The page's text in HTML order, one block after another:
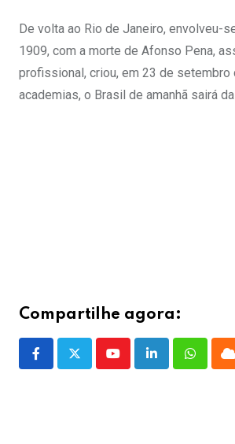
De volta ao Rio de Janeiro, envolveu-
1909, com a morte de Afonso Pena,
profissional, criou, em 23 de
academias, o Brasil de amanhã sairá
Compartilhe agora:
YoutubeLinkedIn